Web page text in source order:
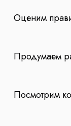
Оценим
Продумаем
Посмотрим